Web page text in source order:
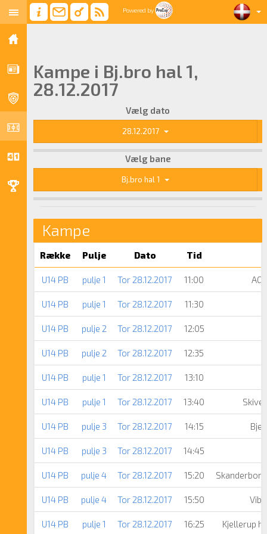
Powered by
Kampe i Bj.bro hal 1,
28.12.2017
Vælg dato
28.12.2017
Vælg bane
Bj.bro hal 1
Kampe
Række Pulje Dato Tid
U14 PB pulje 1 Tor 28.12.2017 11:00
U14 PB pulje 1 Tor 28.12.2017 11:30
U14 PB pulje 2 Tor 28.12.2017 12:05
U14 PB pulje 2 Tor 28.12.2017 12:35
U14 PB pulje 1 Tor 28.12.2017 13:10
U14 PB pulje 1 Tor 28.12.2017 13:40 Skive
U14 PB pulje 3 Tor 28.12.2017 14:15
U14 PB pulje 3 Tor 28.12.2017 14:45
U14 PB pulje 4 Tor 28.12.2017 15:20
U14 PB pulje 4 Tor 28.12.2017 15:50
U14 PB pulje 1 Tor 28.12.2017 16:25 Kjellerup